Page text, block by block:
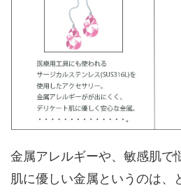
金属アレルギーや、敏感肌で
肌に優しい金属というのは、